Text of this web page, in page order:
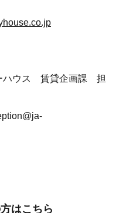
ハウス 賃貸企画課 担
はこちら